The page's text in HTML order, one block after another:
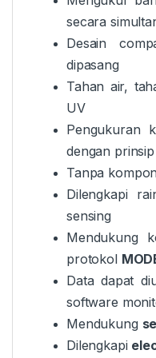
secara
Desain
dipasang
Tahan air,
UV
Pengukuran
dengan
Tanpa
Dilengkapi
sensing
Mendukung
protokol
Data dapat
software
Mendukung
Dilengkapi